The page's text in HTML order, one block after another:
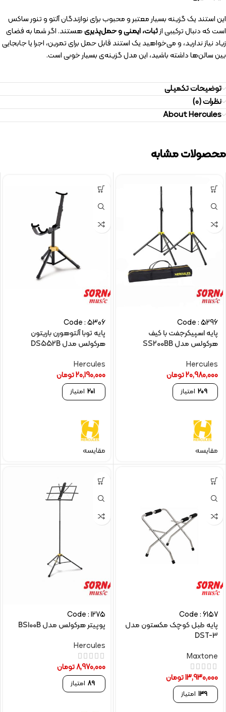
این استند یک گزینه بسیار معتبر و محبوب برای نوازندگان آلتو و تنور ساکس
است که دنبال ترکیبی ازثبات، ایمنی و حمل‌پذیریهستند. اگر شما به فضای
زیاد نیاز ندارید، و می‌خواهید یک استند قابل حمل برای تمرین، اجرا یا جابجایی
بین سالن‌ها داشته باشید، این مدل گزینه‌ی بسیار خوبی است.
توضیحات تکمیلی
نظرات (0)
About Hercules
محصولات مشابه
Code : 5296
پایه اسپیکرجفت با کیف
هرکولس مدل SS200BB
Hercules
20,980,000تومان
209 امتیاز
مقایسه
Code : 5306
پایه توبا آلتوهورن باریتون
هرکولس مدل DS552B
Hercules
20,190,000تومان
201 امتیاز
مقایسه
Code : 6157
پایه طبل کوچک مکستون مدل
DST-3
Maxtone
13,930,000تومان
139 امتیاز
Code : 1275
پوپیتر هرکولس مدل BS100B
Hercules
8,970,000تومان
89 امتیاز